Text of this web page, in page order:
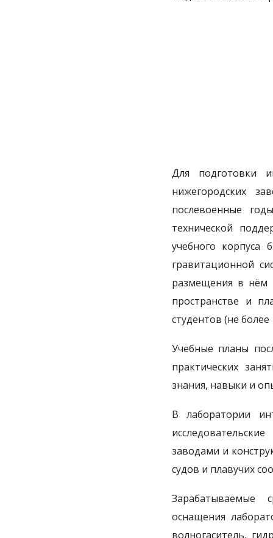
Для подготовки
нижегородских
послевоенные
технической
учебного корпуса
гравитационной
размещения в нём
пространстве и
студентов (не более
Учебные планы
практических
знания, навыки и
В лаборатории
заводами и
судов и плавучих
Зарабатываемые
оснащения
волногаситель,